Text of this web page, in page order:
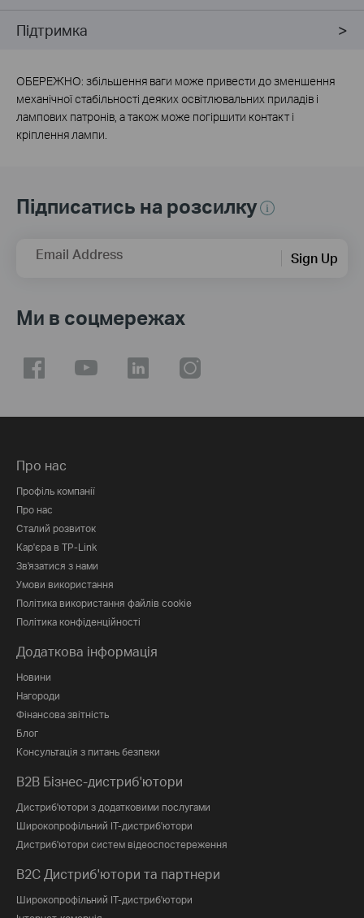
Підтримка
ОБЕРЕЖНО: збільшення ваги може привести до зменшення
механічної стабільності деяких освітлювальних приладів і
лампових патронів, а також може погіршити контакт і
кріплення лампи.
Підписатись на розсилку
Email Address Sign Up
Ми в соцмережах
Про нас
Профіль компанії
Про нас
Сталий розвиток
Кар'єра в TP-Link
Зв'язатися з нами
Умови використання
Політика використання файлів cookie
Політика конфіденційності
Додаткова інформація
Новини
Нагороди
Фінансова звітність
Блог
Консультація з питань безпеки
B2B Бізнес-дистриб'ютори
Дистриб'ютори з додатковими послугами
Широкопрофільний IT-дистриб'ютори
Дистриб'ютори систем відеоспостереження
B2C Дистриб'ютори та партнери
Широкопрофільний IT-дистриб'ютори